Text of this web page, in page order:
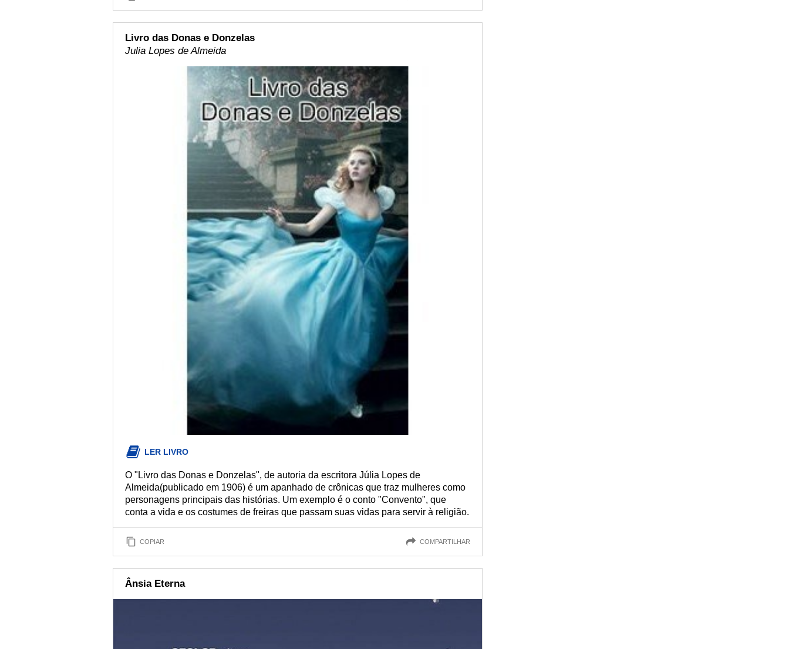
Livro das Donas e Donzelas
Julia Lopes de Almeida
LER LIVRO
O "Livro das Donas e Donzelas", de autoria da escritora Júlia Lopes de
Almeida(publicado em 1906) é um apanhado de crônicas que traz mulheres como
personagens principais das histórias. Um exemplo é o conto "Convento", que
conta a vida e os costumes de freiras que passam suas vidas para servir à religião.
COPIAR COMPARTILHAR
Ânsia Eterna